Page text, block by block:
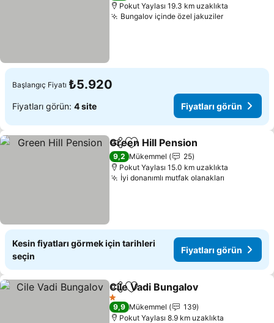
Pokut Yaylası 19.3 km uzaklıkta
Bungalov içinde özel jakuziler
Başlangıç Fiyatı ₺5.920
Fiyatları görün: 4 site Fiyatları görün
PaylaşFavorilerime ekle
Green Hill Pension
9,2 Mükemmel
25
Pokut Yaylası 15.0 km uzaklıkta
İyi donanımlı mutfak olanakları
Kesin fiyatları görmek için tarihleri
seçin
Fiyatları görün
PaylaşFavorilerime ekle
Cile Vadi Bungalov
1 Yıldız
9,9 Mükemmel
139
Pokut Yaylası 8.9 km uzaklıkta